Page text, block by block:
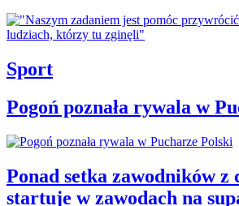
Sport
Pogoń poznała rywala w
Ponad setka zawodników z
startuje w zawodach na